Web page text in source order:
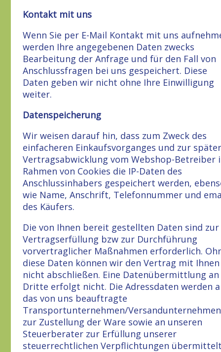
Kontakt mit uns
Wenn Sie per E-Mail Kontakt mit uns
werden Ihre angegebenen Daten zwecks
Bearbeitung der Anfrage und für den Fall von
Anschlussfragen bei uns gespeichert. Diese
Daten geben wir nicht ohne Ihre Einwilligung
weiter.
Datenspeicherung
Wir weisen darauf hin, dass zum Zweck des
einfacheren Einkaufsvorganges und zur
Vertragsabwicklung vom Webshop-Betreiber
Rahmen von Cookies die IP-Daten des
Anschlussinhabers gespeichert werden,
wie Name, Anschrift, Telefonnummer und
des Käufers.
Die von Ihnen bereit gestellten Daten sind zur
Vertragserfüllung bzw zur Durchführung
vorvertraglicher Maßnahmen erforderlich.
diese Daten können wir den Vertrag mit Ihnen
nicht abschließen. Eine Datenübermittlung an
Dritte erfolgt nicht. Die Adressdaten werden
das von uns beauftragte
Transportunternehmen/Versandunternehmen
zur Zustellung der Ware sowie an unseren
Steuerberater zur Erfüllung unserer
steuerrechtlichen Verpflichtungen